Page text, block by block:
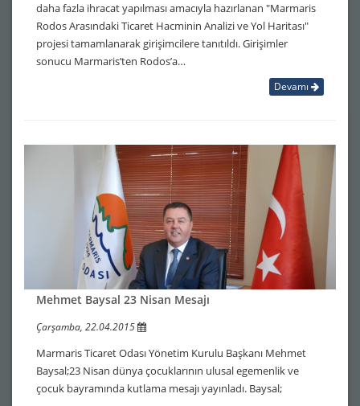
daha fazla ihracat yapılması amacıyla hazırlanan "Marmaris
Rodos Arasındaki Ticaret Hacminin Analizi ve Yol Haritası"
projesi tamamlanarak girişimcilere tanıtıldı. Girişimler
sonucu Marmaris’ten Rodos’a…
Devamı
Mehmet Baysal 23 Nisan Mesajı
Çarşamba, 22.04.2015
Marmaris Ticaret Odası Yönetim Kurulu Başkanı Mehmet
Baysal;23 Nisan dünya çocuklarının ulusal egemenlik ve
çocuk bayramında kutlama mesajı yayınladı. Baysal;